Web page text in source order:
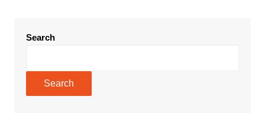
Search
Search